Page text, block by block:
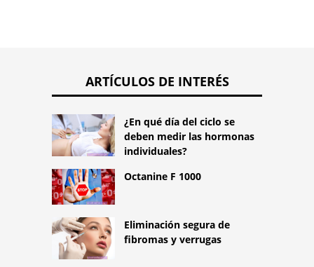
ARTÍCULOS DE INTERÉS
¿En qué día del ciclo se
deben medir las hormonas
individuales?
Octanine F 1000
Eliminación segura de
fibromas y verrugas